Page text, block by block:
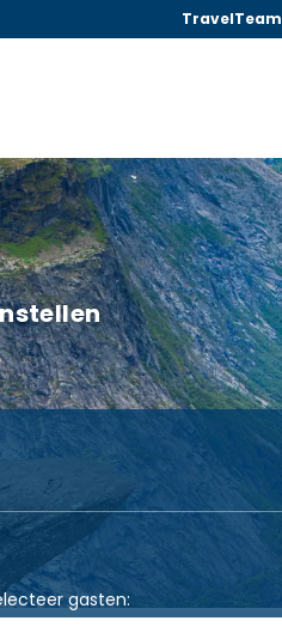
TravelTeam
Autorondreis-Planner
gasten: